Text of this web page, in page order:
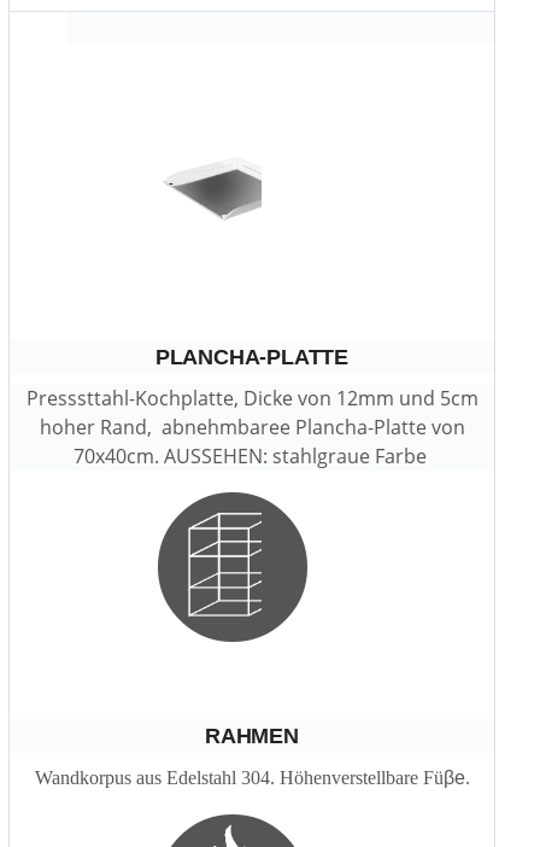
PLANCHA-PLATTE
Presssttahl-Kochplatte, Dicke von 12mm und 5cm
hoher Rand, abnehmbaree Plancha-Platte von
70x40cm. AUSSEHEN: stahlgraue Farbe
RAHMEN
Wandkorpus aus Edelstahl 304. Höhenverstellbare Füβe.